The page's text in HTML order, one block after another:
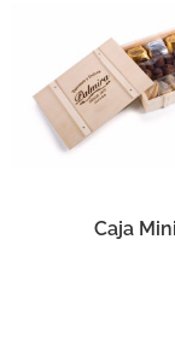
Caja Mini